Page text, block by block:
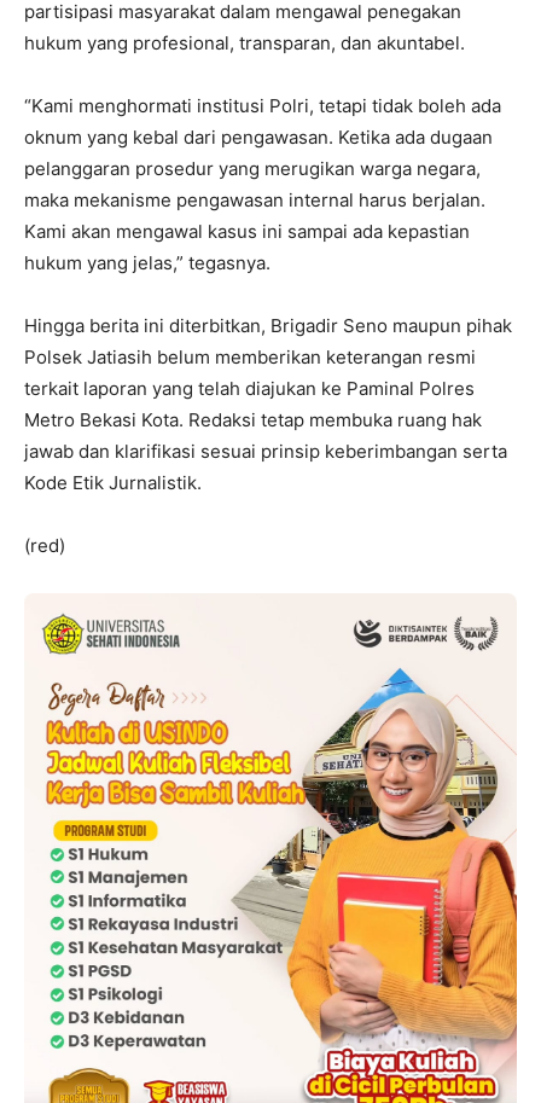
partisipasi masyarakat dalam mengawal penegakan
hukum yang profesional, transparan, dan akuntabel.
“Kami menghormati institusi Polri, tetapi tidak boleh ada
oknum yang kebal dari pengawasan. Ketika ada dugaan
pelanggaran prosedur yang merugikan warga negara,
maka mekanisme pengawasan internal harus berjalan.
Kami akan mengawal kasus ini sampai ada kepastian
hukum yang jelas,” tegasnya.
Hingga berita ini diterbitkan, Brigadir Seno maupun pihak
Polsek Jatiasih belum memberikan keterangan resmi
terkait laporan yang telah diajukan ke Paminal Polres
Metro Bekasi Kota. Redaksi tetap membuka ruang hak
jawab dan klarifikasi sesuai prinsip keberimbangan serta
Kode Etik Jurnalistik.
(red)